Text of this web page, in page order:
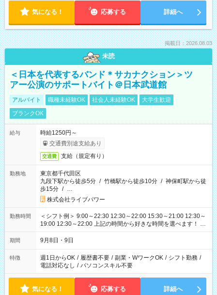
気になる！ 応募する 詳細へ
掲載日：2026.08.03
未読
＜日本を代表するバンド＊サカナクション＞ツ
アー公演のサポートバイト＠日本武道館
アルバイト 職種未経験OK 社会人未経験OK
大学生歓迎
ブランクOK
給与
時給1250円～
交通費別途支給あり
交通費 支給（規定有り）
勤務地
東京都千代田区
九段下駅から徒歩5分 / 竹橋駅から徒歩10分 / 神保町駅から徒
歩15分 / …
株式会社ライブパワー
勤務時間
＜シフト例＞ 9:00～22:30 12:30～22:00 15:30～21:00 12:30～
19:00 12:30～22:00 上記の時間から好きな時間を選べます！ ※
時間は変更となる可能性があります
期間 9月8日・9日
特徴 週1日からOK / 履歴書不要 / 副業・WワークOK / シフト勤務 /
電話対応なし / パソコンスキル不要
気になる！ 応募する 詳細へ